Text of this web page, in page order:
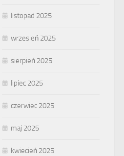
listopad 2025
wrzesień 2025
sierpień 2025
lipiec 2025
czerwiec 2025
maj 2025
kwiecień 2025